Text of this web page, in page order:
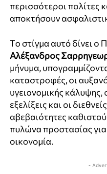
περισσότεροι πολίτες
αποκτήσουν
Το στίγμα αυτό δίνει
Αλέξανδρος
μήνυμα,
καταστροφές, οι
υγειονομικής κάλυψης,
εξελίξεις και οι
αβεβαιότητες
πυλώνα προστασίας για
οικονομία.
-